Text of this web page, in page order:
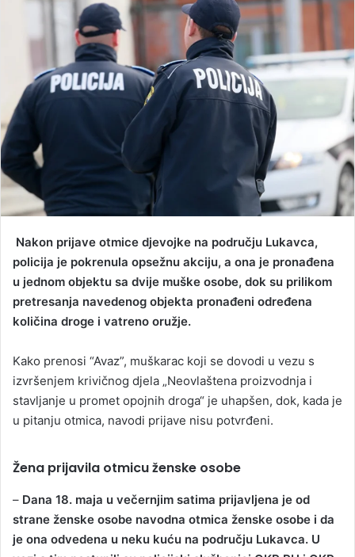
d
a
n
e
m
l
Nakon prijave otmice djevojke na području Lukavca,
policija je pokrenula opsežnu akciju, a ona je pronađena
u jednom objektu sa dvije muške osobe, dok su prilikom
pretresanja navedenog objekta pronađeni određena
količina droge i vatreno oružje.
Kako prenosi “Avaz”, muškarac koji se dovodi u vezu s
izvršenjem krivičnog djela „Neovlaštena proizvodnja i
stavljanje u promet opojnih droga“ je uhapšen, dok, kada je
u pitanju otmica, navodi prijave nisu potvrđeni.
Žena prijavila otmicu ženske osobe
– Dana 18. maja u večernjim satima prijavljena je od
strane ženske osobe navodna otmica ženske osobe i da
je ona odvedena u neku kuću na području Lukavca. U